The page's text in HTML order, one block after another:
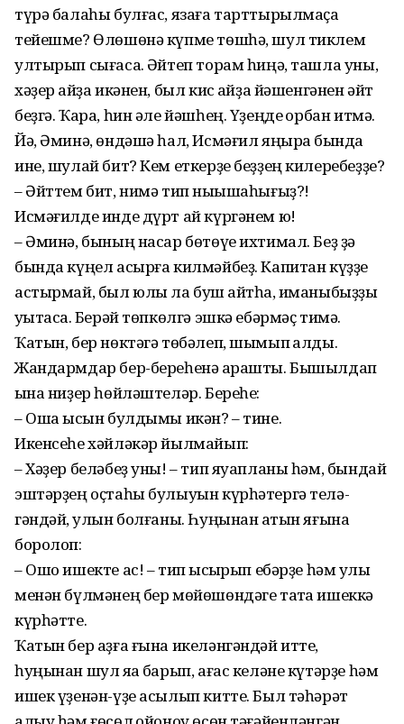
түрә балаһы булғас, язаға тартты­рылмаҫҡа
тейешме? Өлөшөнә күпме төшһә, шул тиклем
ултырып сығасаҡ. Әйтеп торам һиңә, ташла уны,
хәҙер ҡайҙа икәнен, был кис ҡайҙа йәшенгәнен әйт
беҙгә. Ҡара, һин әле йәшһең. Үҙеңде ҡорбан итмә.
Йә, Әминә, өндәшә һал, Исмәғил яңыраҡ бында
ине, шулай бит? Кем еткерҙе беҙҙең килеребеҙҙе?
– Әйттем бит, нимә тип ныҡышаһығыҙ?!
Исмәғилде инде дүрт ай күргәнем юҡ!
– Әминә, бының насар бөтөүе ихтимал. Беҙ ҙә
бында күңел асырға килмәйбеҙ. Капитан күҙҙе
астырмай, был юлы ла буш ҡайтһаҡ, иманыбыҙҙы
уҡытасаҡ. Берәй төпкөлгә эшкә ебәрмәҫ тимә.
Ҡатын, бер нөктәгә төбәлеп, шымып ҡалды.
Жандармдар бер-береһенә ҡарашты. Бышылдап
ҡына ниҙер һөйләштеләр. Береһе:
– Ошаҡ ысын булдымы икән? – тине.
Икенсеһе хәйләкәр йылмайып:
– Хәҙер беләбеҙ уны! – тип яуапланы һәм, бындай
эштәрҙең оҫтаһы булыуын күрһәтергә телә­
гәндәй, ҡулын болғаны. Һуңынан ҡатын яғына
боролоп:
– Ошо ишекте ас! – тип ҡысҡырып ебәрҙе һәм ҡулы
менән бүлмәнең бер мөйөшөндәге таҡта ишеккә
күрһәтте.
Ҡатын бер аҙға ғына икелән­гәндәй итте,
һуңынан шул яҡҡа барып, ағас келәне күтәрҙе һәм
ишек үҙенән-үҙе асылып китте. Был тәһәрәт